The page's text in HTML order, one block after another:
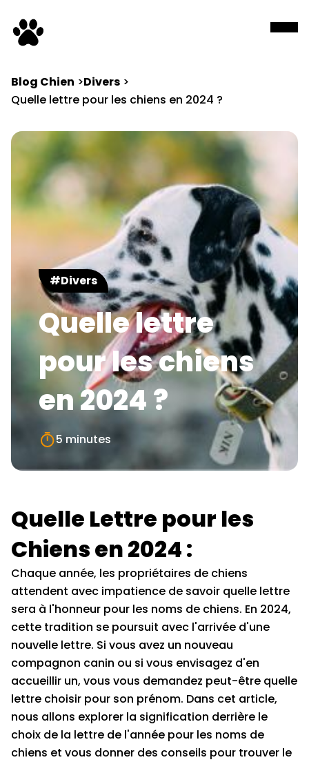
Blog Chien
Divers
Quelle lettre pour les chiens en 2024 ?
#Divers
Quelle lettre
pour les chiens
en 2024 ?
5 minutes
Quelle Lettre pour les
Chiens en 2024 :
Chaque année, les propriétaires de chiens
attendent avec impatience de savoir quelle lettre
sera à l'honneur pour les noms de chiens. En 2024,
cette tradition se poursuit avec l'arrivée d'une
nouvelle lettre. Si vous avez un nouveau
compagnon canin ou si vous envisagez d'en
accueillir un, vous vous demandez peut-être quelle
lettre choisir pour son prénom. Dans cet article,
nous allons explorer la signification derrière le
choix de la lettre de l'année pour les noms de
chiens et vous donner des conseils pour trouver le